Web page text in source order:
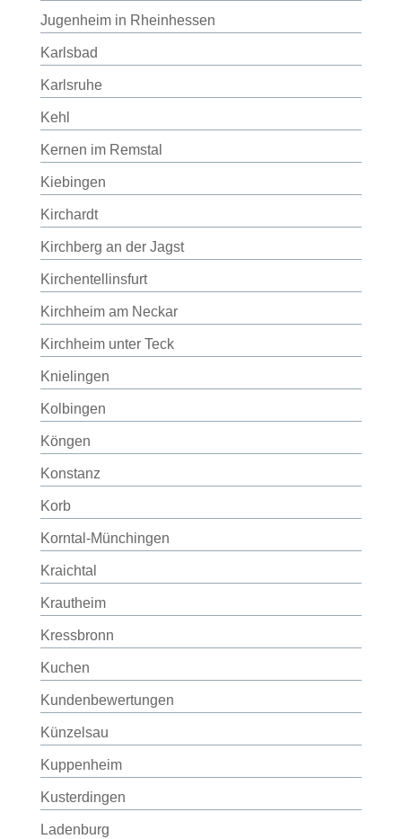
Jugenheim in Rheinhessen
Karlsbad
Karlsruhe
Kehl
Kernen im Remstal
Kiebingen
Kirchardt
Kirchberg an der Jagst
Kirchentellinsfurt
Kirchheim am Neckar
Kirchheim unter Teck
Knielingen
Kolbingen
Köngen
Konstanz
Korb
Korntal-Münchingen
Kraichtal
Krautheim
Kressbronn
Kuchen
Kundenbewertungen
Künzelsau
Kuppenheim
Kusterdingen
Ladenburg